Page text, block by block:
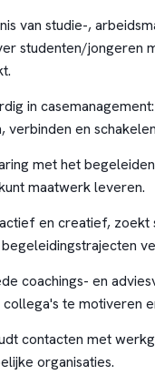
van studie-,
studenten/jongeren
in
verbinden en
met het
maatwerk leveren.
en creatief, zoekt
coachings- en
te motiveren
contacten met
organisaties.